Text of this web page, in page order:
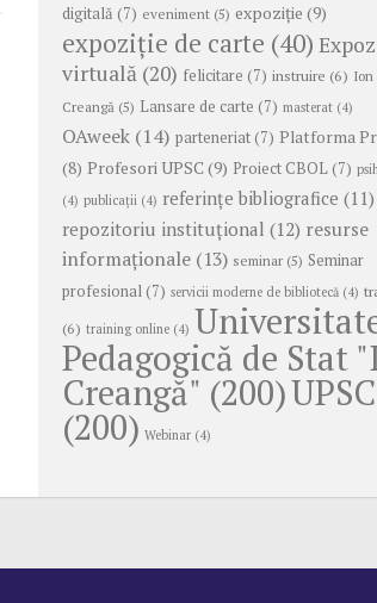
digitală (7) eveniment (5) expoziție (9)
expoziție de carte (40)
virtuală (20) felicitare (7) instruire (6) Ion
Creangă (5) Lansare de carte (7) masterat (4)
OAweek (14) parteneriat (7) Platforma
(8) Profesori UPSC(9) Proiect CBOL (7)
(4) publicații (4) referințe bibliografice (11)
repozitoriu instituțional (12) resurse
informaționale (13) seminar (5) Seminar
profesional (7) servicii moderne de bibliotecă (4)
(6) training online (4)
Pedagogică de Stat
Creangă" (200)UPSC
(200) Webinar (4)